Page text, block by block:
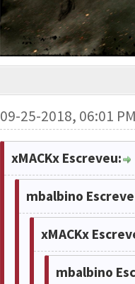
09-25-2018, 06:01
xMACKx Escreveu:
mbalbino
xMACKx
mbalbino